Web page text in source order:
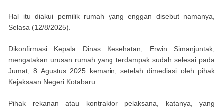
Hal itu diakui pemilik rumah yang enggan disebut namanya,
Selasa (12/8/2025).
Dikonfirmasi Kepala Dinas Kesehatan, Erwin Simanjuntak,
mengatakan urusan rumah yang terdampak sudah selesai pada
Jumat, 8 Agustus 2025 kemarin, setelah dimediasi oleh pihak
Kejaksaan Negeri Kotabaru.
Pihak rekanan atau kontraktor pelaksana, katanya, yang